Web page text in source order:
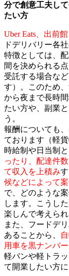
分で創意工夫し
たい方
Uber Eats、出前
ドデリバリー各
特徴としては、
間を決められる
受託する場合な
す）。このため
から夜まで長時
たい方や、副業
う。
報酬についても
ております（軽
時給制や日当制
ったり、配達件
て収入を上積み
候などによって
で、どのような
します。こうし
楽しんで考えら
また、フードデ
あることから、
用車を黒ナンバ
軽バンや軽トラ
て開業したい方